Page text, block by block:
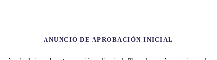
ANUNCIO DE APROBACIÓN INICIAL